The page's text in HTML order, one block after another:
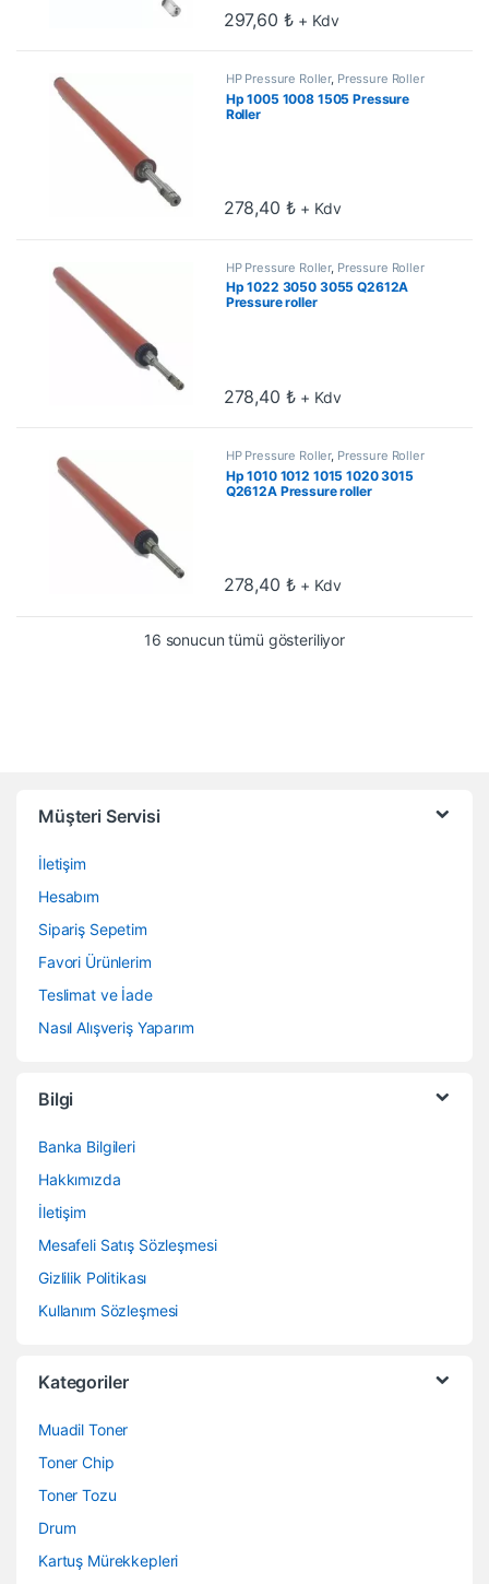
297,60 ₺ + Kdv
HP Pressure Roller, Pressure Roller
Hp 1005 1008 1505 Pressure
Roller
278,40 ₺ + Kdv
HP Pressure Roller, Pressure Roller
Hp 1022 3050 3055 Q2612A
Pressure roller
278,40 ₺ + Kdv
HP Pressure Roller, Pressure Roller
Hp 1010 1012 1015 1020 3015
Q2612A Pressure roller
278,40 ₺ + Kdv
16 sonucun tümü gösteriliyorEn çok oy alana göre
Müşteri Servisi
İletişim
Hesabım
Sipariş Sepetim
Favori Ürünlerim
Teslimat ve İade
Nasıl Alışveriş Yaparım
Bilgi
Banka Bilgileri
Hakkımızda
İletişim
Mesafeli Satış Sözleşmesi
Gizlilik Politikası
Kullanım Sözleşmesi
Kategoriler
Muadil Toner
Toner Chip
Toner Tozu
Drum
Kartuş Mürekkepleri